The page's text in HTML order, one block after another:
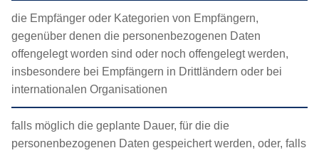
die Empfänger oder Kategorien von Empfängern,
gegenüber denen die personenbezogenen Daten
offengelegt worden sind oder noch offengelegt werden,
insbesondere bei Empfängern in Drittländern oder bei
internationalen Organisationen
falls möglich die geplante Dauer, für die die
personenbezogenen Daten gespeichert werden, oder, falls